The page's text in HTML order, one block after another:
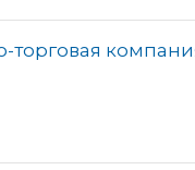
торговая